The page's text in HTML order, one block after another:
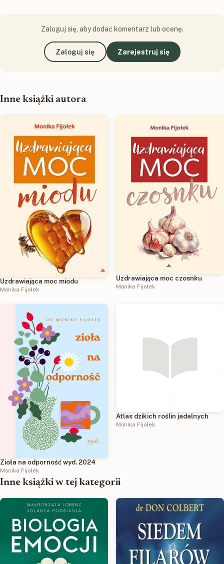
Zaloguj się, aby dodać komentarz lub ocenę.
Zaloguj się Zarejestruj się
Inne książki autora
Uzdrawiająca moc miodu
Monika Fijołek
Uzdrawiająca moc czosnku
Monika Fijołek
Zioła na odporność wyd. 2024
Monika Fijołek
Atlas dzikich roślin jadalnych
Monika Fijołek
Inne książki w tej kategorii